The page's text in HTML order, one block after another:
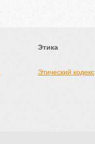
Этика
Этический кодекс